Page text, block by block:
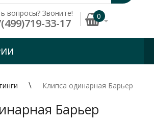
вопросы? Звоните!
33-17
0
Клипса одинарная Барьер
Барьер